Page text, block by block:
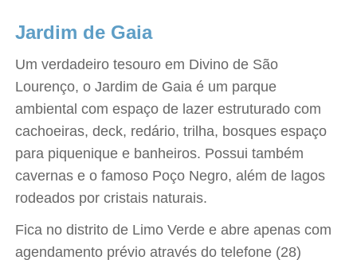
Jardim de Gaia
Um verdadeiro tesouro em Divino de São
Lourenço, o Jardim de Gaia é um parque
ambiental com espaço de lazer estruturado com
cachoeiras, deck, redário, trilha, bosques espaço
para piquenique e banheiros. Possui também
cavernas e o famoso Poço Negro, além de lagos
rodeados por cristais naturais.
Fica no distrito de Limo Verde e abre apenas com
agendamento prévio através do telefone (28)